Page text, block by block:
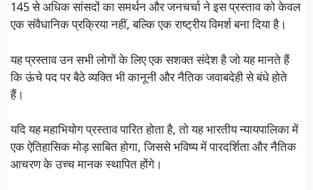
145 से अधिक सांसदों का समर्थन और जनचर्चा ने इस प्रस्ताव को केवल
एक संवैधानिक प्रक्रिया नहीं, बल्कि एक राष्ट्रीय विमर्श बना दिया है।
यह प्रस्ताव उन सभी लोगों के लिए एक सशक्त संदेश है जो यह मानते हैं
कि ऊंचे पद पर बैठे व्यक्ति भी कानूनी और नैतिक जवाबदेही से बंधे होते
हैं।
यदि यह महाभियोग प्रस्ताव पारित होता है, तो यह भारतीय न्यायपालिका में
एक ऐतिहासिक मोड़ साबित होगा, जिससे भविष्य में पारदर्शिता और नैतिक
आचरण के उच्च मानक स्थापित होंगे।